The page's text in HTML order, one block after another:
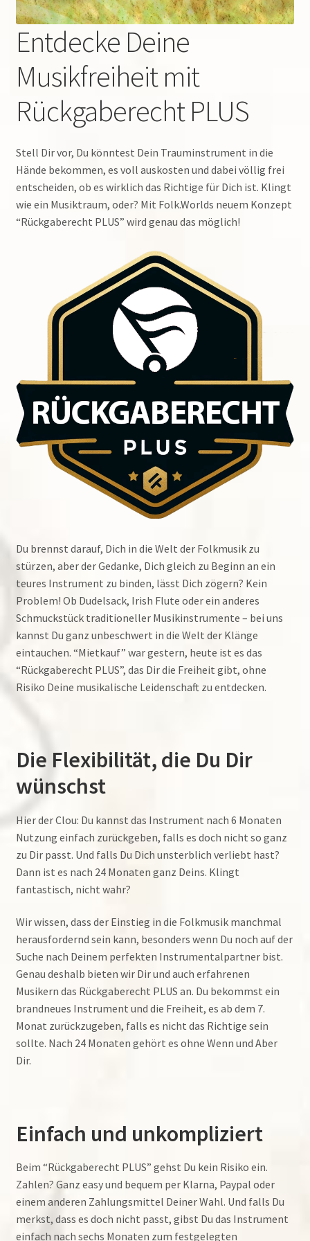
Suchen
nach:
Entdecke Deine
Musikfreiheit mit
Rückgaberecht PLUS
Stell Dir vor, Du könntest Dein Trauminstrument in die
Hände bekommen, es voll auskosten und dabei völlig frei
entscheiden, ob es wirklich das Richtige für Dich ist. Klingt
wie ein Musiktraum, oder? Mit Folk.Worlds neuem Konzept
“Rückgaberecht PLUS” wird genau das möglich!
Du brennst darauf, Dich in die Welt der Folkmusik zu
stürzen, aber der Gedanke, Dich gleich zu Beginn an ein
teures Instrument zu binden, lässt Dich zögern? Kein
Problem! Ob Dudelsack, Irish Flute oder ein anderes
Schmuckstück traditioneller Musikinstrumente – bei uns
kannst Du ganz unbeschwert in die Welt der Klänge
eintauchen. “Mietkauf” war gestern, heute ist es das
“Rückgaberecht PLUS”, das Dir die Freiheit gibt, ohne
Risiko Deine musikalische Leidenschaft zu entdecken.
Die Flexibilität, die Du Dir
wünschst
Hier der Clou: Du kannst das Instrument nach 6 Monaten
Nutzung einfach zurückgeben, falls es doch nicht so ganz
zu Dir passt. Und falls Du Dich unsterblich verliebt hast?
Dann ist es nach 24 Monaten ganz Deins. Klingt
fantastisch, nicht wahr?
Wir wissen, dass der Einstieg in die Folkmusik manchmal
herausfordernd sein kann, besonders wenn Du noch auf der
Suche nach Deinem perfekten Instrumentalpartner bist.
Genau deshalb bieten wir Dir und auch erfahrenen
Musikern das Rückgaberecht PLUS an. Du bekommst ein
brandneues Instrument und die Freiheit, es ab dem 7.
Monat zurückzugeben, falls es nicht das Richtige sein
sollte. Nach 24 Monaten gehört es ohne Wenn und Aber
Dir.
Einfach und unkompliziert
Beim “Rückgaberecht PLUS” gehst Du kein Risiko ein.
Zahlen? Ganz easy und bequem per Klarna, Paypal oder
einem anderen Zahlungsmittel Deiner Wahl. Und falls Du
merkst, dass es doch nicht passt, gibst Du das Instrument
einfach nach sechs Monaten zum festgelegten